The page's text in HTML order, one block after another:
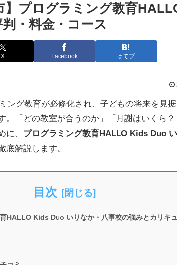
】プログラミング教育
・料金・コース
X Facebook はてブ
ング教育が必修化され、子どもの将来を見
。「どの教室が合うのか」「月謝はいくら？
、 プログラミング教育HALLO Kids Duo
底解説します。
目次
HALLO Kids Duo いりなか・八事校の強みとカリキ